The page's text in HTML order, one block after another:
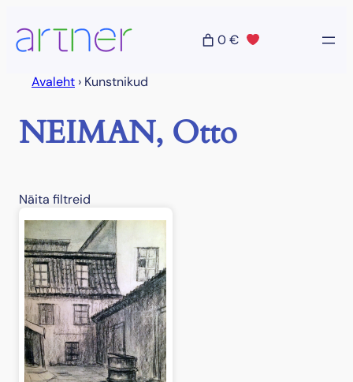
sisu
juurde
0 €
Avaleht › Kunstnikud
NEIMAN, Otto
Näita filtreid